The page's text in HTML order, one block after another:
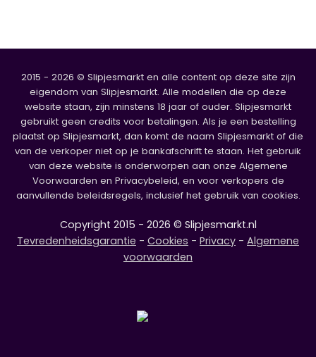
2015 - 2026 © Slipjesmarkt en alle content op deze site zijn
eigendom van Slipjesmarkt. Alle modellen die op deze
website staan, zijn minstens 18 jaar of ouder. Slipjesmarkt
gebruikt geen credits voor betalingen. Als je een bestelling
plaatst op Slipjesmarkt, dan komt de naam Slipjesmarkt of die
van de verkoper niet op je bankafschrift te staan. Het gebruik
van deze website is onderworpen aan onze Algemene
Voorwaarden en Privacybeleid, en voor verkopers de
aanvullende beleidsregels, inclusief het gebruik van cookies.
Copyright 2015 - 2026 © Slipjesmarkt.nl
Tevredenheidsgarantie - Cookies - Privacy - Algemene
voorwaarden